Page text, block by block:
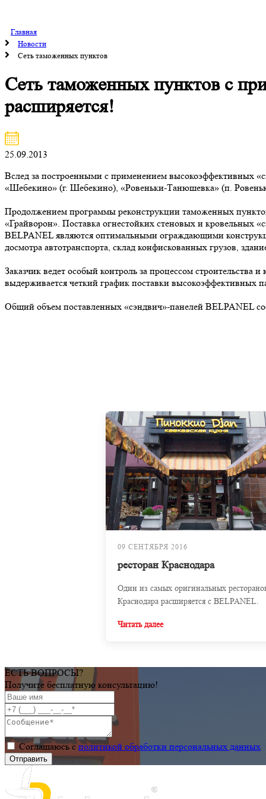
Главная
Новости
Сеть таможенных пунктов
Сеть таможенных пунктов с
расширяется!
25.09.2013
Вслед за построенными с применением высокоэффективных
«Шебекино» (г. Шебекино), «Ровеньки-Танюшевка» (п.
Продолжением программы реконструкции таможенных
«Грайворон». Поставка огнестойких стеновых и кровельных
BELPANEL являются оптимальными ограждающими
досмотра автотранспорта, склад конфискованных грузов,
Заказчик ведет особый контроль за процессом
выдерживается четкий график поставки высокоэффективных
Общий объем поставленных «сэндвич»-панелей BELPANEL
09 СЕНТЯБРЯ 2016
ресторан Краснодара
Один из самых оригинальных
Краснодара расширяется с BELPANEL.
Читать далее
ЕСТЬ ВОПРОСЫ?
Получите бесплатную консультацию!
Соглашаюсь сполитикой обработки персональных данных